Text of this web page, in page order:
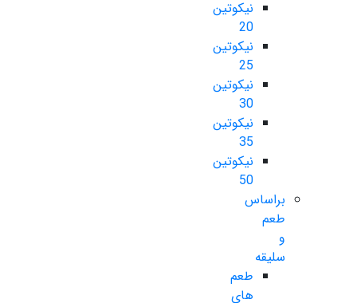
نیکوتین
20
نیکوتین
25
نیکوتین
30
نیکوتین
35
نیکوتین
50
براساس
طعم
و
سلیقه
طعم
های